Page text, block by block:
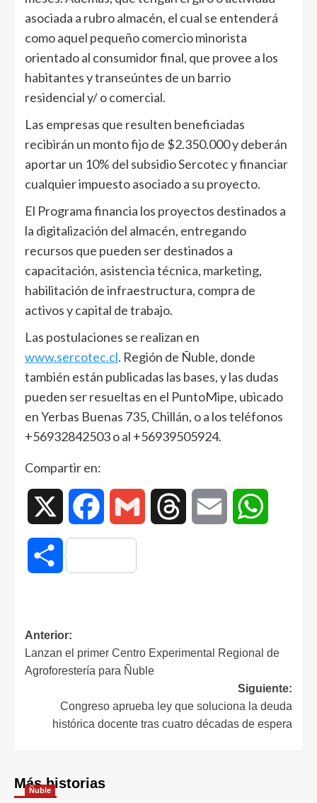
asociada a rubro almacén, el cual se entenderá
como aquel pequeño comercio minorista
orientado al consumidor final, que provee a los
habitantes y transeúntes de un barrio
residencial y/ o comercial.
Las empresas que resulten beneficiadas
recibirán un monto fijo de $2.350.000 y deberán
aportar un 10% del subsidio Sercotec y financiar
cualquier impuesto asociado a su proyecto.
El Programa financia los proyectos destinados a
la digitalización del almacén, entregando
recursos que pueden ser destinados a
capacitación, asistencia técnica, marketing,
habilitación de infraestructura, compra de
activos y capital de trabajo.
Las postulaciones se realizan en
www.sercotec.cl. Región de Ñuble, donde
también están publicadas las bases, y las dudas
pueden ser resueltas en el PuntoMipe, ubicado
en Yerbas Buenas 735, Chillán, o a los teléfonos
+56932842503 o al +56939505924.
Compartir en:
Facebook Gmail Threads Email
Compartir
Anterior:
Lanzan el primer Centro Experimental Regional de
Agroforestería para Ñuble
Siguiente:
Congreso aprueba ley que soluciona la deuda
histórica docente tras cuatro décadas de espera
Más historias
Ñuble